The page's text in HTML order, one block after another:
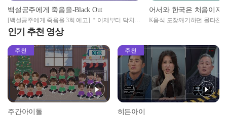
백설공주에게 죽음을-Black Out
[백설공주에게 죽음을 3회 예고] ＂이제부터 닥치는
대로 알아내고 찾아낼 거예요
어서와 한국은 처음이지
K음식 도장깨기하던 몰타친
인기 추천 영상
추천
주간아이돌
추천
히든아이